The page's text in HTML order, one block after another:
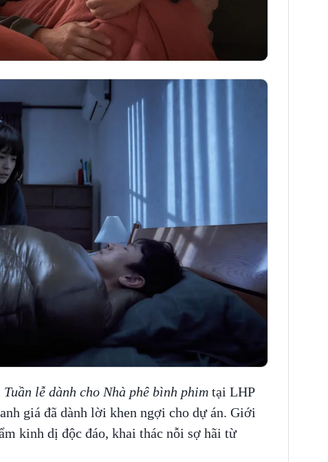
Tuần lễ dành cho Nhà phê bình phimtại LHP
giá đã dành lời khen ngợi cho dự án. Giới
kinh dị độc đáo, khai thác nỗi sợ hãi từ